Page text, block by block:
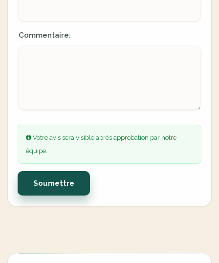
Commentaire:
Votre avis sera visible après approbation par notre
équipe.
Soumettre